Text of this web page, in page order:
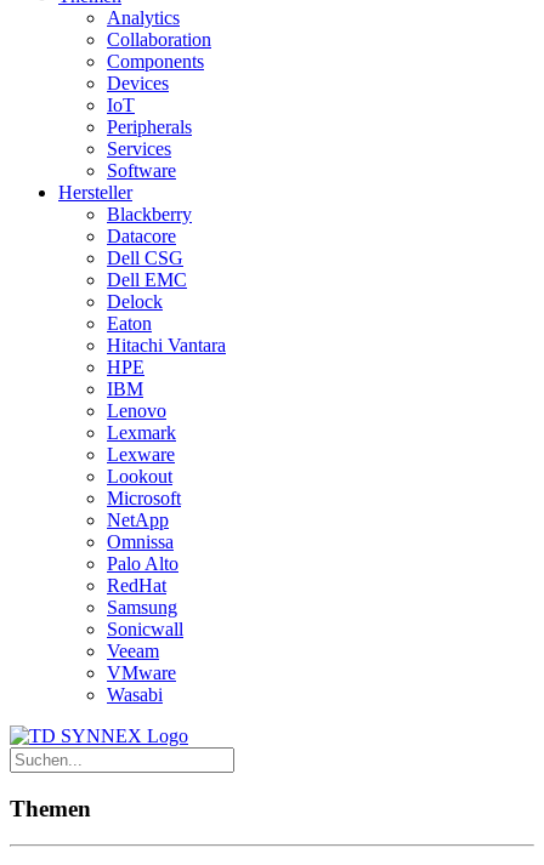
Analytics
Collaboration
Components
Devices
IoT
Peripherals
Services
Software
Hersteller
Blackberry
Datacore
Dell CSG
Dell EMC
Delock
Eaton
Hitachi Vantara
HPE
IBM
Lenovo
Lexmark
Lexware
Lookout
Microsoft
NetApp
Omnissa
Palo Alto
RedHat
Samsung
Sonicwall
Veeam
VMware
Wasabi
Themen